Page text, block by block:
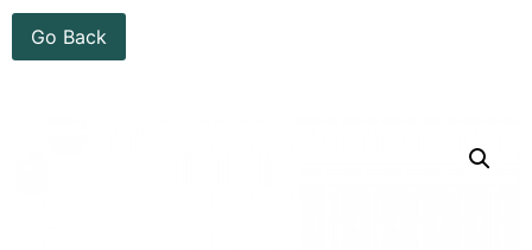
Go Back